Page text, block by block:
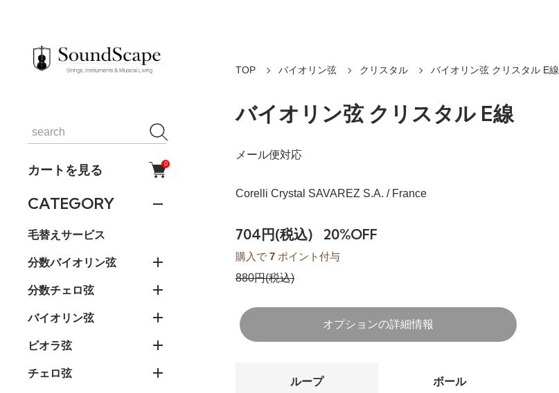
カートを見る 0
CATEGORY
毛替えサービス
分数バイオリン弦
分数チェロ弦
バイオリン弦
ビオラ弦
チェロ弦
TOP バイオリン弦 クリスタル バイオリン弦 クリスタル E線
バイオリン弦 クリスタル E線
メール便対応
Corelli Crystal SAVAREZ S.A. / France
704円(税込) 20%OFF
購入で 7 ポイント付与
880円(税込)
オプションの詳細情報
ループ ボール